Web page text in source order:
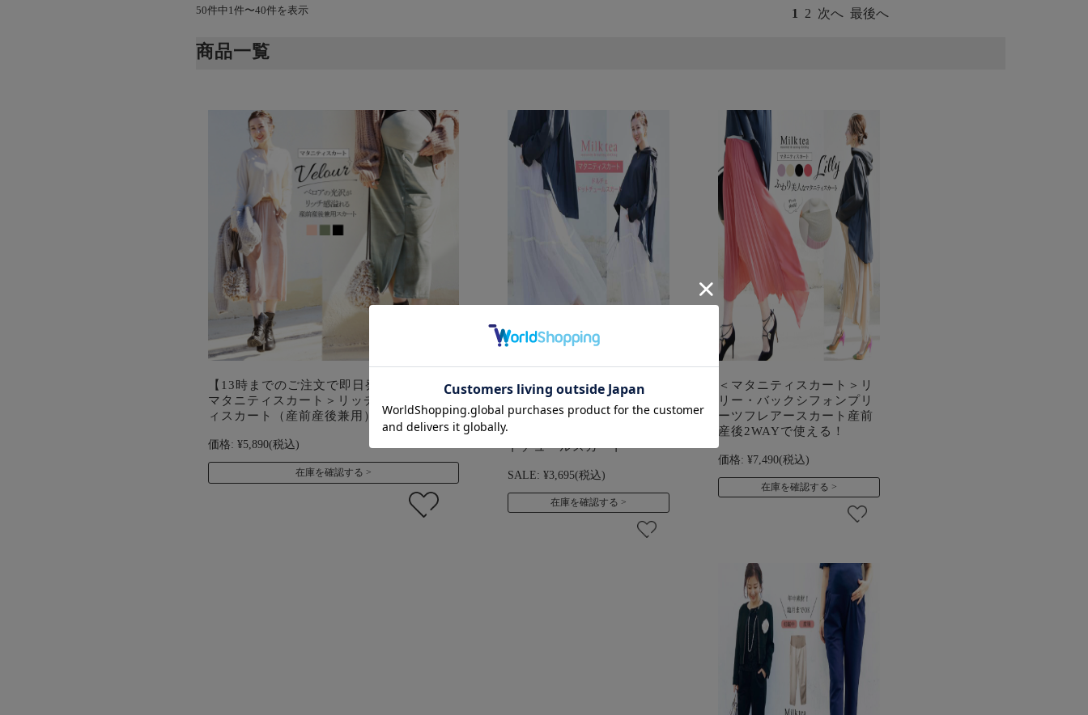
50件中1件〜40件を表示 1 2 次へ 最後へ
商品一覧
【13時までのご注文で即日発送対象】 ＜
マタニティスカート＞リッチベロア・ミデ
ィスカート（産前産後兼用）
価格: ¥5,890(税込)
在庫を確認する
【SALE50％OFF】SALE
【13時までのご注文で即日
発送対象】 ＜マタニティ・
トチュールスカート
SALE: ¥3,695(税込)
在庫を確認する
＜マタニティスカート＞リ
リー・バックシフォンプリ
ーツフレアースカート産前
産後2WAYで使える！
価格: ¥7,490(税込)
在庫を確認する